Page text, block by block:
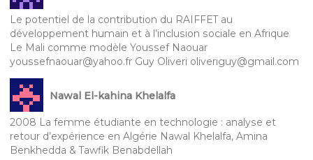
Le potentiel de la contribution du RAIFFET au
développement humain et à l’inclusion sociale en Afrique
Le Mali comme modèle Youssef Naouar
youssefnaouar@yahoo.fr Guy Oliveri oliveriguy@gmail.com
Nawal El-kahina Khelalfa
2008 La femme étudiante en technologie : analyse et
retour d’expérience en Algérie Nawal Khelalfa, Amina
Benkhedda & Tawfik Benabdellah